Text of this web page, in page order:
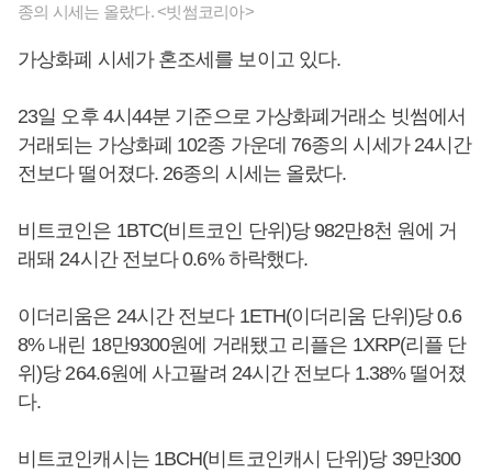
종의 시세는 올랐다. <빗썸코리아>
가상화폐 시세가 혼조세를 보이고 있다.
23일 오후 4시44분 기준으로 가상화폐거래소 빗썸에서
거래되는 가상화폐 102종 가운데 76종의 시세가 24시간
전보다 떨어졌다. 26종의 시세는 올랐다.
비트코인은 1BTC(비트코인 단위)당 982만8천 원에 거
래돼 24시간 전보다 0.6% 하락했다.
이더리움은 24시간 전보다 1ETH(이더리움 단위)당 0.6
8% 내린 18만9300원에 거래됐고 리플은 1XRP(리플 단
위)당 264.6원에 사고팔려 24시간 전보다 1.38% 떨어졌
다.
비트코인캐시는 1BCH(비트코인캐시 단위)당 39만300